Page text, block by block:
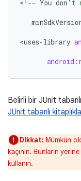
< !-- You don 't
<uses-library
android:
Belirli bir JUnit
JUnit tabanlı
Dikkat: Mümkün
kaçının. Bunların
kullanın.